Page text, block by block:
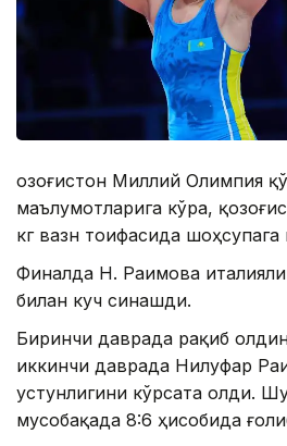
Қозоғистон Миллий Олимпия
маълумотларига кўра,
кг вазн тоифасида шоҳсупага
Финалда Н. Раимова
билан куч синашди.
Биринчи даврада рақиб
иккинчи даврада Нилуфар
устунлигини кўрсата олди.
мусобақада 8:6 ҳисобида